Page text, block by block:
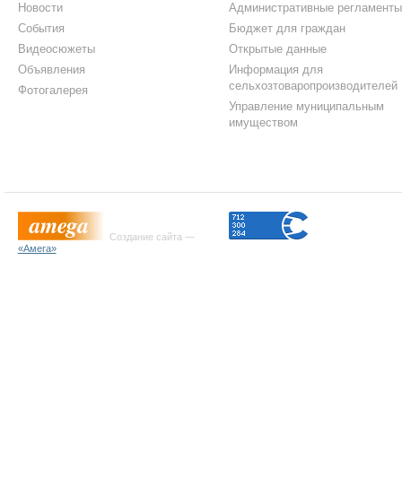
Новости
События
Видеосюжеты
Объявления
Фотогалерея
Административные регламенты
Бюджет для граждан
Открытые данные
Информация для
сельхозтоваропроизводителей
Управление муниципальным
имуществом
Создание сайта —
«Амега»